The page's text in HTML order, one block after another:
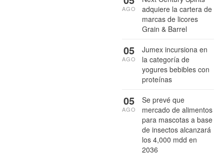
adquiere la cartera de
marcas de licores
Grain & Barrel
AGO
Jumex incursiona en
la categoría de
yogures bebibles con
proteínas
05
AGO
Se prevé que
mercado de alimentos
para mascotas a base
de insectos alcanzará
los 4,000 mdd en
2036
05
AGO